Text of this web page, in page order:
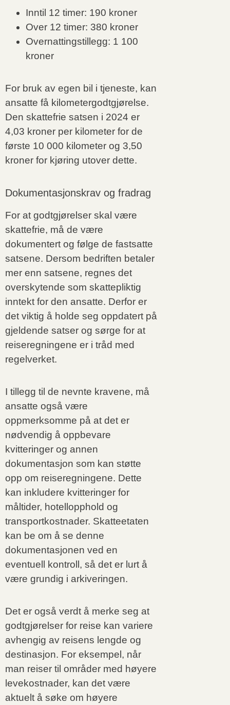
Inntil 12 timer: 190 kroner
Over 12 timer: 380 kroner
Overnattingstillegg: 1 100
kroner
For bruk av egen bil i tjeneste, kan
ansatte få kilometergodtgjørelse.
Den skattefrie satsen i 2024 er
4,03 kroner per kilometer for de
første 10 000 kilometer og 3,50
kroner for kjøring utover dette.
Dokumentasjonskrav og fradrag
For at godtgjørelser skal være
skattefrie, må de være
dokumentert og følge de fastsatte
satsene. Dersom bedriften betaler
mer enn satsene, regnes det
overskytende som skattepliktig
inntekt for den ansatte. Derfor er
det viktig å holde seg oppdatert på
gjeldende satser og sørge for at
reiseregningene er i tråd med
regelverket.
I tillegg til de nevnte kravene, må
ansatte også være
oppmerksomme på at det er
nødvendig å oppbevare
kvitteringer og annen
dokumentasjon som kan støtte
opp om reiseregningene. Dette
kan inkludere kvitteringer for
måltider, hotellopphold og
transportkostnader. Skatteetaten
kan be om å se denne
dokumentasjonen ved en
eventuell kontroll, så det er lurt å
være grundig i arkiveringen.
Det er også verdt å merke seg at
godtgjørelser for reise kan variere
avhengig av reisens lengde og
destinasjon. For eksempel, når
man reiser til områder med høyere
levekostnader, kan det være
aktuelt å søke om høyere